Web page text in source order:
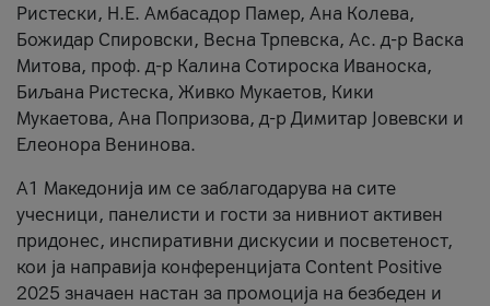
Ристески, Н.Е. Амбасадор Памер, Ана Колева,
Божидар Спировски, Весна Трпевска, Ас. д-р Васка
Митова, проф. д-р Калина Сотироска Иваноска,
Биљана Ристеска, Живко Мукаетов, Кики
Мукаетова, Ана Попризова, д-р Димитар Јовевски и
Елеонора Венинова.
А1 Македонија им се заблагодарува на сите
учесници, панелисти и гости за нивниот активен
придонес, инспиративни дискусии и посветеност,
кои ја направија конференцијата Content Positive
2025 значаен настан за промоција на безбеден и